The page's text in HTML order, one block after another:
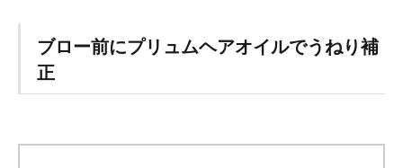
ブロー前にプリュムヘアオイルでうねり補
正